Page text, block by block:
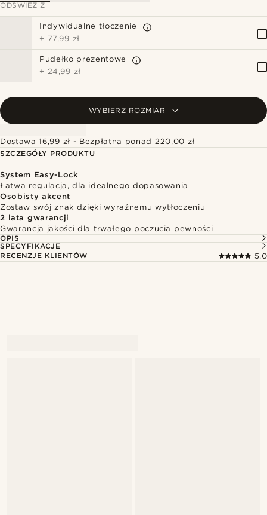
ODŚWIEŻ Z
Indywidualne tłoczenie
+ 77,99 zł
Pudełko prezentowe
+ 24,99 zł
WYBIERZ ROZMIAR
Dostawa 16,99 zł - Bezpłatna ponad 220,00 zł
SZCZEGÓŁY PRODUKTU
System Easy-Lock
Łatwa regulacja, dla idealnego dopasowania
Osobisty akcent
Zostaw swój znak dzięki wyraźnemu wytłoczeniu
2 lata gwarancji
Gwarancja jakości dla trwałego poczucia pewności
OPIS
SPECYFIKACJE
RECENZJE KLIENTÓW
5.0